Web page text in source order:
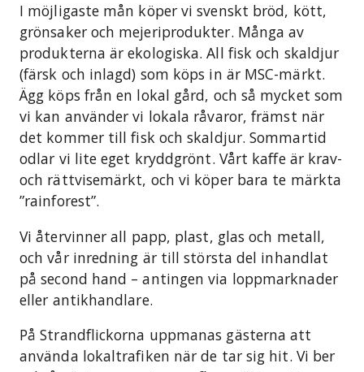
I möjligaste mån köper vi svenskt bröd, kött,
grönsaker och mejeriprodukter. Många av
produkterna är ekologiska. All fisk och skaldjur
(färsk och inlagd) som köps in är MSC-märkt.
Ägg köps från en lokal gård, och så mycket som
vi kan använder vi lokala råvaror, främst när
det kommer till fisk och skaldjur. Sommartid
odlar vi lite eget kryddgrönt. Vårt kaffe är krav-
och rättvisemärkt, och vi köper bara te märkta
”rainforest”.
Vi återvinner all papp, plast, glas och metall,
och vår inredning är till största del inhandlat
på second hand – antingen via loppmarknader
eller antikhandlare.
På Strandflickorna uppmanas gästerna att
använda lokaltrafiken när de tar sig hit. Vi ber